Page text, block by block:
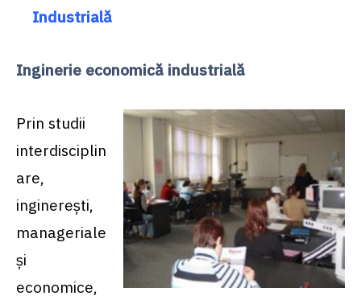
Industrială
Inginerie economică industrială
Prin studii
interdisciplin
are,
inginereşti,
manageriale
şi
economice,